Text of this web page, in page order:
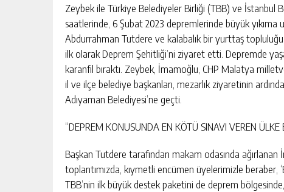
Zeybek ile Türkiye Belediyeler Birliği (TBB) ve İstanbul
saatlerinde, 6 Şubat 2023 depremlerinde büyük yıkıma
Abdurrahman Tutdere ve kalabalık bir yurttaş
ilk olarak Deprem Şehitliği’ni ziyaret etti. Depremde
karanfil bıraktı. Zeybek, İmamoğlu, CHP Malatya
il ve ilçe belediye başkanları, mezarlık ziyaretinin
Adıyaman Belediyesi’ne geçti.
“DEPREM KONUSUNDA EN KÖTÜ SINAVI VEREN ÜLKE
Başkan Tutdere tarafından makam odasında ağırlanan
toplantımızda, kıymetli encümen üyelerimizle beraber,
TBB’nin ilk büyük destek paketini de deprem